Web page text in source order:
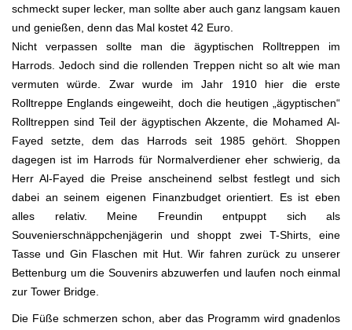
schmeckt super lecker, man sollte aber auch ganz langsam kauen
und genießen, denn das Mal kostet 42 Euro.
Nicht verpassen sollte man die ägyptischen Rolltreppen im
Harrods. Jedoch sind die rollenden Treppen nicht so alt wie man
vermuten würde. Zwar wurde im Jahr 1910 hier die erste
Rolltreppe Englands eingeweiht, doch die heutigen „ägyptischen“
Rolltreppen sind Teil der ägyptischen Akzente, die Mohamed Al-
Fayed setzte, dem das Harrods seit 1985 gehört. Shoppen
dagegen ist im Harrods für Normalverdiener eher schwierig, da
Herr Al-Fayed die Preise anscheinend selbst festlegt und sich
dabei an seinem eigenen Finanzbudget orientiert. Es ist eben
alles relativ. Meine Freundin entpuppt sich als
Souvenierschnäppchenjägerin und shoppt zwei T-Shirts, eine
Tasse und Gin Flaschen mit Hut. Wir fahren zurück zu unserer
Bettenburg um die Souvenirs abzuwerfen und laufen noch einmal
zur Tower Bridge.
Die Füße schmerzen schon, aber das Programm wird gnadenlos